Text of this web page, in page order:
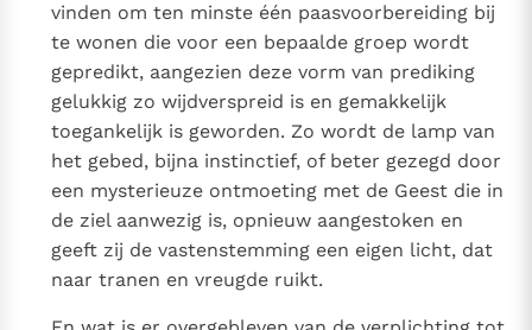
vinden om ten minste één paasvoorbereiding bij
te wonen die voor een bepaalde groep wordt
gepredikt, aangezien deze vorm van prediking
gelukkig zo wijdverspreid is en gemakkelijk
toegankelijk is geworden. Zo wordt de lamp van
het gebed, bijna instinctief, of beter gezegd door
een mysterieuze ontmoeting met de Geest die in
de ziel aanwezig is, opnieuw aangestoken en
geeft zij de vastenstemming een eigen licht, dat
naar tranen en vreugde ruikt.